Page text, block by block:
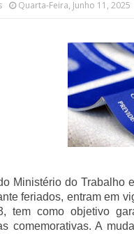
Quarta-Feira, Junho 11, 2025
Ministério do Trabalho
feriados, entram em
tem como objetivo
comemorativas. A